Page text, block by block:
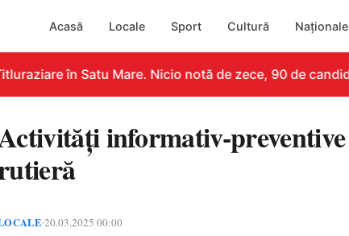
Acasă Locale Sport Cultură Naționale
în Satu Mare. Nicio notă de zece, 90 de
informativ-
•20.03.2025 00:00